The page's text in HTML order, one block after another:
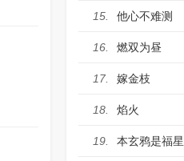
15. 他心不难测
16. 燃双为昼
17. 嫁金枝
18. 焰火
19. 本玄鸦是福星